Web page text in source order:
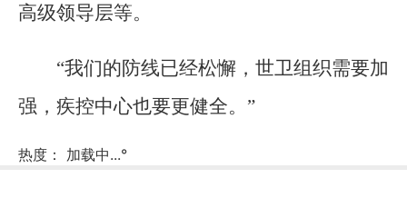
高级领导层等。
“我们的防线已经松懈，世卫组织需要加
强，疾控中心也要更健全。”
热度： 加载中...°